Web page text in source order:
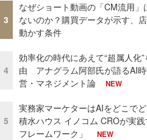
3
なぜショート動画の「CM流用」
ないのか？購買データが示す、
動かす条件
4
効率化の時代にあえて“超属人化
由 アナグラム阿部氏が語るAI
営・マネジメント論
NEW
5
実務家マーケターはAIをどこで
積水ハウス イノコム CROが実
フレームワーク」
NEW